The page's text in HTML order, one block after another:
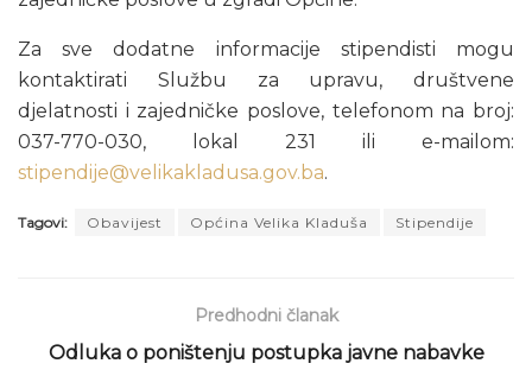
Za sve dodatne informacije stipendisti mogu
kontaktirati Službu za upravu, društvene
djelatnosti i zajedničke poslove, telefonom na broj:
037-770-030, lokal 231 ili e-mailom:
stipendije@velikakladusa.gov.ba.
Tagovi: Obavijest Općina Velika Kladuša Stipendije
Predhodni članak
Odluka o poništenju postupka javne nabavke